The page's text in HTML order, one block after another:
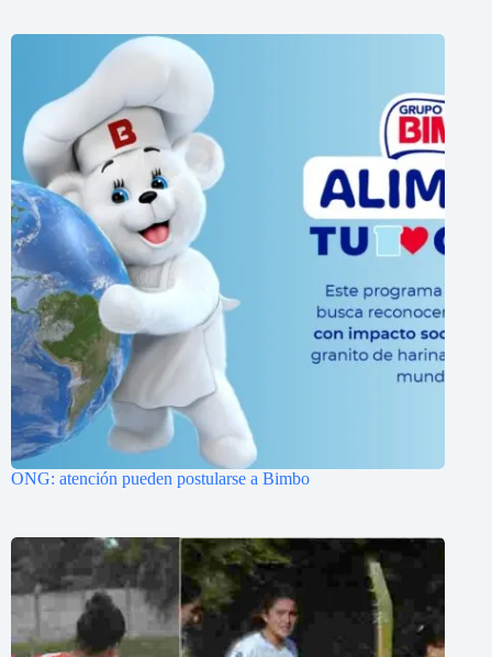
ONG: atención pueden postularse a Bimbo